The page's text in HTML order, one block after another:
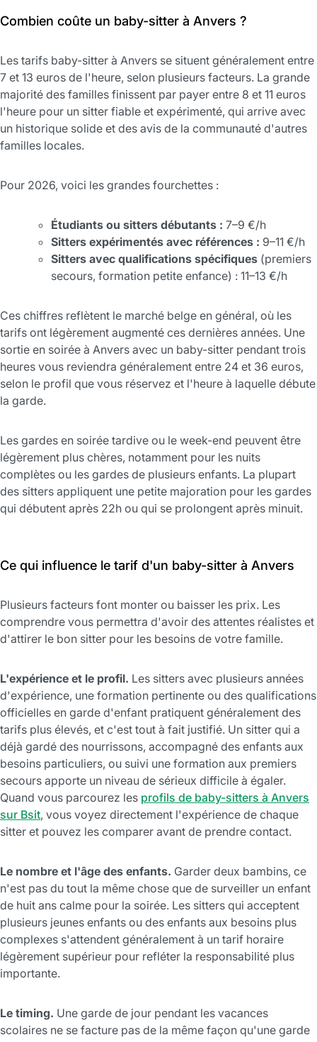
Combien coûte un baby-sitter à Anvers ?
Les tarifs baby-sitter à Anvers se situent généralement entre
7 et 13 euros de l'heure, selon plusieurs facteurs. La grande
majorité des familles finissent par payer entre 8 et 11 euros
l'heure pour un sitter fiable et expérimenté, qui arrive avec
un historique solide et des avis de la communauté d'autres
familles locales.
Pour 2026, voici les grandes fourchettes :
Étudiants ou sitters débutants : 7–9 €/h
Sitters expérimentés avec références : 9–11 €/h
Sitters avec qualifications spécifiques (premiers
secours, formation petite enfance) : 11–13 €/h
Ces chiffres reflètent le marché belge en général, où les
tarifs ont légèrement augmenté ces dernières années. Une
sortie en soirée à Anvers avec un baby-sitter pendant trois
heures vous reviendra généralement entre 24 et 36 euros,
selon le profil que vous réservez et l'heure à laquelle débute
la garde.
Les gardes en soirée tardive ou le week-end peuvent être
légèrement plus chères, notamment pour les nuits
complètes ou les gardes de plusieurs enfants. La plupart
des sitters appliquent une petite majoration pour les gardes
qui débutent après 22h ou qui se prolongent après minuit.
Ce qui influence le tarif d'un baby-sitter à Anvers
Plusieurs facteurs font monter ou baisser les prix. Les
comprendre vous permettra d'avoir des attentes réalistes et
d'attirer le bon sitter pour les besoins de votre famille.
L'expérience et le profil. Les sitters avec plusieurs années
d'expérience, une formation pertinente ou des qualifications
officielles en garde d'enfant pratiquent généralement des
tarifs plus élevés, et c'est tout à fait justifié. Un sitter qui a
déjà gardé des nourrissons, accompagné des enfants aux
besoins particuliers, ou suivi une formation aux premiers
secours apporte un niveau de sérieux difficile à égaler.
Quand vous parcourez les profils de baby-sitters à Anvers
sur Bsit, vous voyez directement l'expérience de chaque
sitter et pouvez les comparer avant de prendre contact.
Le nombre et l'âge des enfants. Garder deux bambins, ce
n'est pas du tout la même chose que de surveiller un enfant
de huit ans calme pour la soirée. Les sitters qui acceptent
plusieurs jeunes enfants ou des enfants aux besoins plus
complexes s'attendent généralement à un tarif horaire
légèrement supérieur pour refléter la responsabilité plus
importante.
Le timing. Une garde de jour pendant les vacances
scolaires ne se facture pas de la même façon qu'une garde